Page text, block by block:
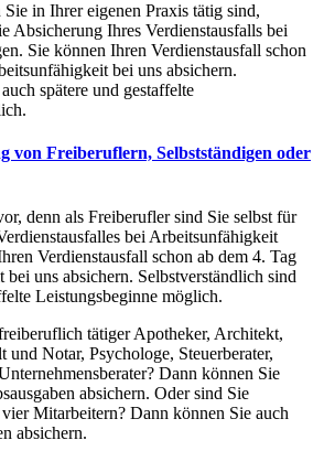
Sie in Ihrer eigenen Praxis tätig sind,
Absicherung Ihres Verdienstausfalls bei
Sie können Ihren Verdienstausfall schon
bei uns absichern.
spätere und gestaffelte
von Freiberuflern, Selbstständigen oder
denn als Freiberufler sind Sie selbst für
bei Arbeitsunfähigkeit
Verdienstausfall schon ab dem 4. Tag
uns absichern. Selbstverständlich sind
Leistungsbeginne möglich.
tätiger Apotheker, Architekt,
und Notar, Psychologe, Steuerberater,
Dann können Sie
absichern. Oder sind Sie
Mitarbeitern? Dann können Sie auch
absichern.